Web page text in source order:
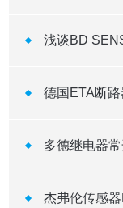
浅谈BD
德国ETA断
多德继电器
杰弗伦传感